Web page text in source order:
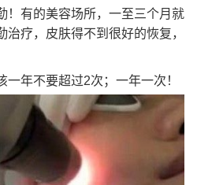
！有的美容场所，一至三个月就
疗，皮肤得不到很好的恢复，
年不要超过2次；一年一次！